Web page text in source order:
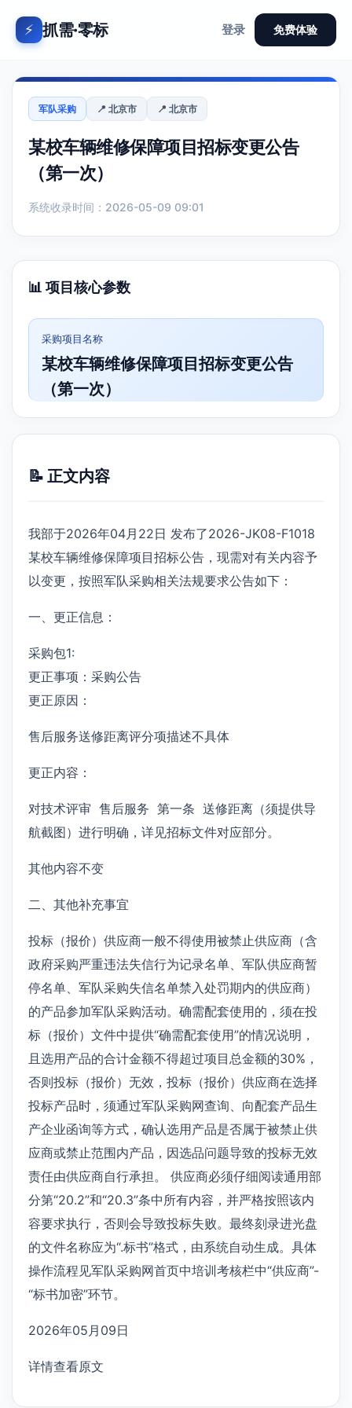
⚡ 抓需·零标 登录 免费体验
军队采购 📍 北京市 📍 北京市
某校车辆维修保障项目招标变更公告
（第一次）
系统收录时间：2026-05-09 09:01
📊 项目核心参数
采购项目名称
某校车辆维修保障项目招标变更公告
（第一次）
📝 正文内容
我部于2026年04月22日 发布了2026-JK08-F1018
某校车辆维修保障项目招标公告，现需对有关内容予
以变更，按照军队采购相关法规要求公告如下：
一、更正信息：
采购包1:
更正事项：采购公告
更正原因：
售后服务送修距离评分项描述不具体
更正内容：
对技术评审 售后服务 第一条 送修距离（须提供导
航截图）进行明确，详见招标文件对应部分。
其他内容不变
二、其他补充事宜
投标（报价）供应商一般不得使用被禁止供应商（含
政府采购严重违法失信行为记录名单、军队供应商暂
停名单、军队采购失信名单禁入处罚期内的供应商）
的产品参加军队采购活动。确需配套使用的，须在投
标（报价）文件中提供“确需配套使用”的情况说明，
且选用产品的合计金额不得超过项目总金额的30%，
否则投标（报价）无效，投标（报价）供应商在选择
投标产品时，须通过军队采购网查询、向配套产品生
产企业函询等方式，确认选用产品是否属于被禁止供
应商或禁止范围内产品，因选品问题导致的投标无效
责任由供应商自行承担。 供应商必须仔细阅读通用部
分第“20.2”和“20.3”条中所有内容，并严格按照该内
容要求执行，否则会导致投标失败。最终刻录进光盘
的文件名称应为“.标书”格式，由系统自动生成。具体
操作流程见军队采购网首页中培训考核栏中“供应商”-
“标书加密”环节。
2026年05月09日
详情查看原文